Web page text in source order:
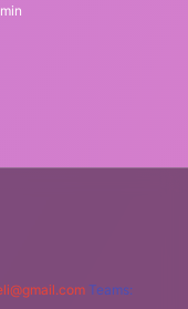
Teams: